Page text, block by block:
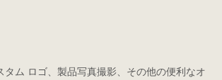
タム ロゴ、製品写真撮影、その他の便利なオ